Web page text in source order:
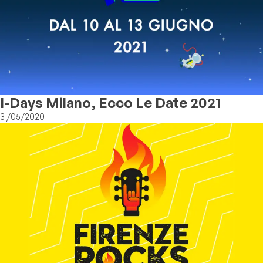
I-Days Milano, Ecco Le Date 2021
31/05/2020